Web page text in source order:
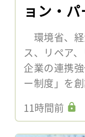
ョン・
環境省、
ス、リペア
企業の連携
ー制度」を
11時間前